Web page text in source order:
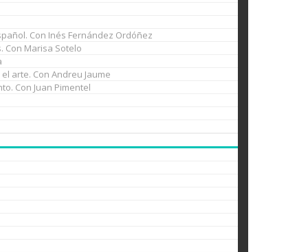
Con Inés Fernández Ordóñez
Con Marisa Sotelo
arte. Con Andreu Jaume
Con Juan Pimentel